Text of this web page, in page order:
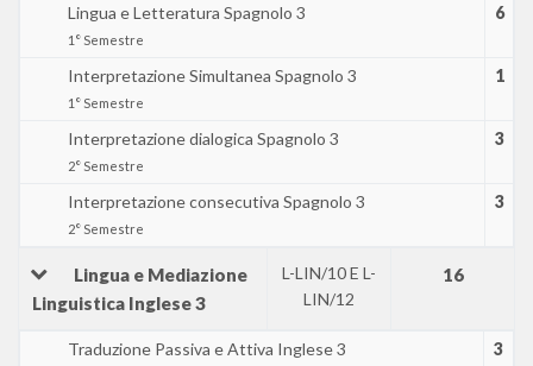
Lingua e Letteratura Spagnolo 3
1° Semestre
6
Interpretazione Simultanea Spagnolo 3
1° Semestre
1
Interpretazione dialogica Spagnolo 3
2° Semestre
3
Interpretazione consecutiva Spagnolo 3
2° Semestre
3
Lingua e Mediazione
Linguistica Inglese 3
L-LIN/10 E L-
LIN/12
16
Traduzione Passiva e Attiva Inglese 3 3